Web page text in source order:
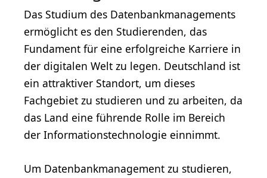
Das Studium des Datenbankmanagements
ermöglicht es den Studierenden, das
Fundament für eine erfolgreiche Karriere in
der digitalen Welt zu legen. Deutschland ist
ein attraktiver Standort, um dieses
Fachgebiet zu studieren und zu arbeiten, da
das Land eine führende Rolle im Bereich
der Informationstechnologie einnimmt.
Um Datenbankmanagement zu studieren,